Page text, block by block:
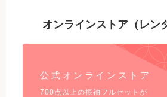
オンラインストア（レン
公式オンラインストア
700点以上の振袖フルセットが